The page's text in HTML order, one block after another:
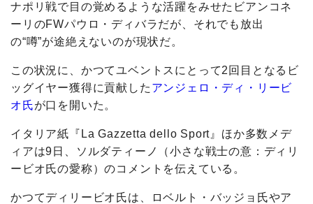
ナポリ戦で目の覚めるような活躍をみせたビアンコネ
ーリのFWパウロ・ディバラだが、それでも放出
の“噂”が途絶えないのが現状だ。
この状況に、かつてユベントスにとって2回目となるビ
ッグイヤー獲得に貢献した アンジェロ・ディ・リービ
オ氏が口を開いた。
イタリア紙『La Gazzetta dello Sport』ほか多数メデ
ィアは9日、ソルダティーノ（小さな戦士の意：ディリ
ービオ氏の愛称）のコメントを伝えている。
かつてディリービオ氏は、ロベルト・バッジョ氏やア